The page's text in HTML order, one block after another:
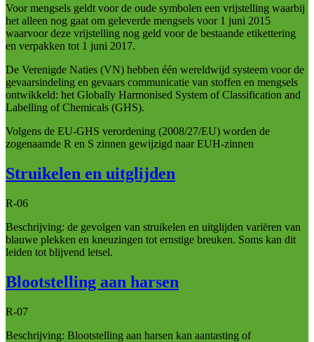
Voor mengsels geldt voor de oude symbolen een vrijstelling waarbij
het alleen nog gaat om geleverde mengsels voor 1 juni 2015
waarvoor deze vrijstelling nog geld voor de bestaande etikettering
en verpakken tot 1 juni 2017.
De Verenigde Naties (VN) hebben één wereldwijd systeem voor de
gevaarsindeling en gevaars communicatie van stoffen en mengsels
ontwikkeld: het Globally Harmonised System of Classification and
Labelling of Chemicals (GHS).
Volgens de EU-GHS verordening (2008/27/EU) worden de
zogenaamde R en S zinnen gewijzigd naar EUH-zinnen
Struikelen en uitglijden
R-06
Beschrijving: de gevolgen van struikelen en uitglijden variëren van
blauwe plekken en kneuzingen tot ernstige breuken. Soms kan dit
leiden tot blijvend letsel.
Blootstelling aan harsen
R-07
Beschrijving: Blootstelling aan harsen kan aantasting of